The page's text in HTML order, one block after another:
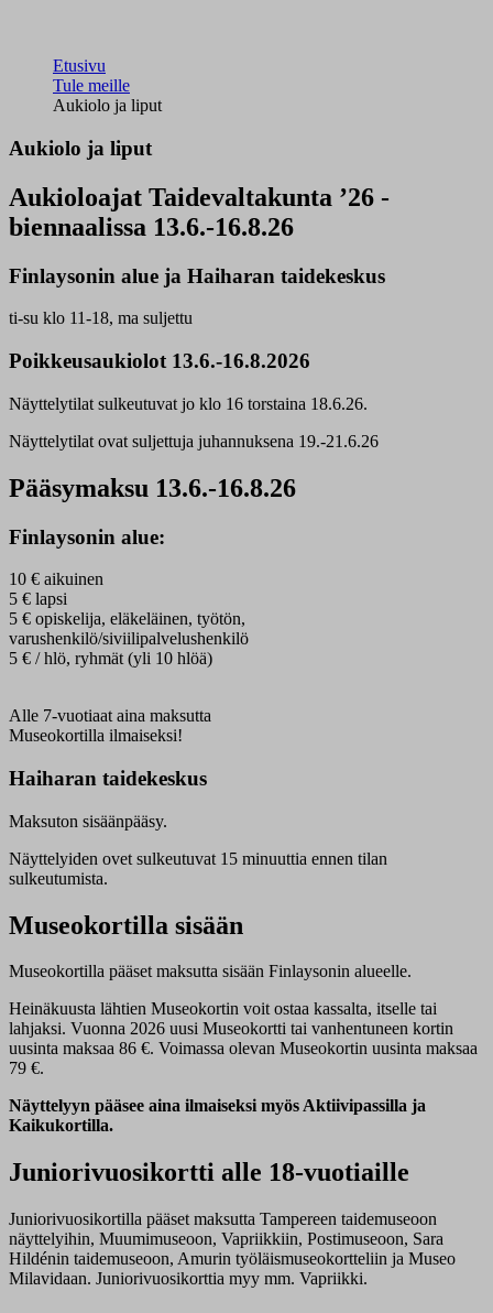
Etusivu
Tule meille
Aukiolo ja liput
Aukiolo ja liput
Aukioloajat Taidevaltakunta ’26 -
biennaalissa 13.6.-16.8.26
Finlaysonin alue ja Haiharan taidekeskus
ti-su klo 11-18, ma suljettu
Poikkeusaukiolot 13.6.-16.8.2026
Näyttelytilat sulkeutuvat jo klo 16 torstaina 18.6.26.
Näyttelytilat ovat suljettuja juhannuksena 19.-21.6.26
Pääsymaksu 13.6.-16.8.26
Finlaysonin alue:
10 € aikuinen
5 € lapsi
5 € opiskelija, eläkeläinen, työtön,
varushenkilö/siviilipalvelushenkilö
5 € / hlö, ryhmät (yli 10 hlöä)
Alle 7-vuotiaat aina maksutta
Museokortilla ilmaiseksi!
Haiharan taidekeskus
Maksuton sisäänpääsy.
Näyttelyiden ovet sulkeutuvat 15 minuuttia ennen tilan
sulkeutumista.
Museokortilla sisään
Museokortilla pääset maksutta sisään Finlaysonin alueelle.
Heinäkuusta lähtien Museokortin voit ostaa kassalta, itselle tai
lahjaksi. Vuonna 2026 uusi Museokortti tai vanhentuneen kortin
uusinta maksaa 86 €. Voimassa olevan Museokortin uusinta maksaa
79 €.
Näyttelyyn pääsee aina ilmaiseksi myös Aktiivipassilla ja
Kaikukortilla.
Juniorivuosikortti alle 18-vuotiaille
Juniorivuosikortilla pääset maksutta Tampereen taidemuseoon
näyttelyihin, Muumimuseoon, Vapriikkiin, Postimuseoon, Sara
Hildénin taidemuseoon, Amurin työläismuseokortteliin ja Museo
Milavidaan. Juniorivuosikorttia myy mm. Vapriikki.